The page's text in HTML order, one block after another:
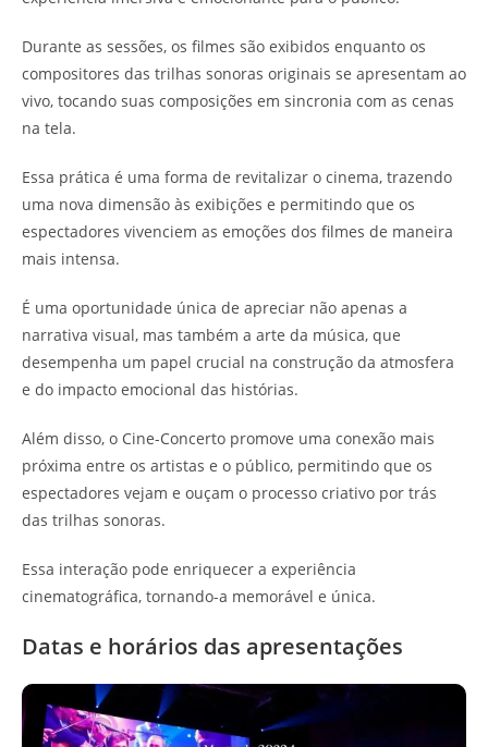
Durante as sessões, os filmes são exibidos enquanto os
compositores das trilhas sonoras originais se apresentam ao
vivo, tocando suas composições em sincronia com as cenas
na tela.
Essa prática é uma forma de revitalizar o cinema, trazendo
uma nova dimensão às exibições e permitindo que os
espectadores vivenciem as emoções dos filmes de maneira
mais intensa.
É uma oportunidade única de apreciar não apenas a
narrativa visual, mas também a arte da música, que
desempenha um papel crucial na construção da atmosfera
e do impacto emocional das histórias.
Além disso, o Cine-Concerto promove uma conexão mais
próxima entre os artistas e o público, permitindo que os
espectadores vejam e ouçam o processo criativo por trás
das trilhas sonoras.
Essa interação pode enriquecer a experiência
cinematográfica, tornando-a memorável e única.
Datas e horários das apresentações